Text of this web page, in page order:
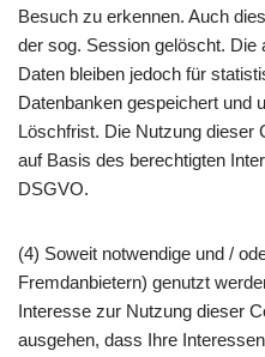
Besuch zu erkennen. Auch
der sog. Session gelöscht. Die
Daten bleiben jedoch für
Datenbanken gespeichert und
Löschfrist. Die Nutzung dieser
auf Basis des berechtigten
DSGVO.
(4) Soweit notwendige und /
Fremdanbietern) genutzt
Interesse zur Nutzung dieser
ausgehen, dass Ihre